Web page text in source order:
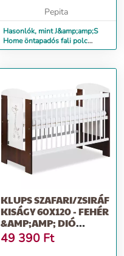
Pepita
Hasonlók, mint J&amp;amp;S
Home öntapadós fali polc
fürdőszobába - 4 db akasztóval
KLUPS SZAFARI/ZSIRÁF
KISÁGY 60X120 - FEHÉR
&AMP;AMP; DIÓ
(BIALY-ORZECH)
49 390 Ft